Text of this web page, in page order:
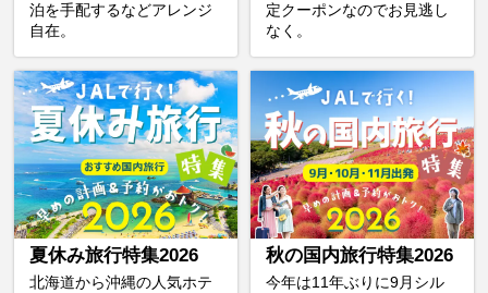
泊を手配するなどアレンジ
自在。
定クーポンなのでお見逃し
なく。
夏休み旅行特集2026
北海道から沖縄の人気ホテ
秋の国内旅行特集2026
今年は11年ぶりに9月シル